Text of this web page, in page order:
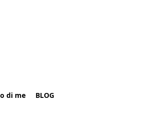
di me BLOG